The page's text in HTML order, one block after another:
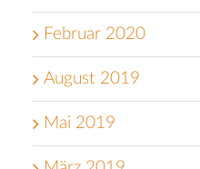
Februar 2020
August 2019
Mai 2019